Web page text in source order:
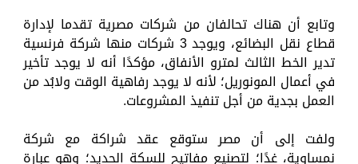
وتابع أن هناك تحالفان من شركات مصرية تقدما لإدارة
قطاع نقل البضائع، ويوجد 3 شركات منها شركة فرنسية
تدير الخط الثالث لمترو الأنفاق، مؤكدًا أنه لا يوجد تأخير
في أعمال المونوريل؛ لأنه لا يوجد رفاهية الوقت ولابُد من
العمل بجدية من أجل تنفيذ المشروعات.
ولفت إلى أن مصر ستوقع عقد شراكة مع شركة
نمساوية، غدًا؛ لتصنيع مفاتيح للسكة الحديد؛ وهو عبارة